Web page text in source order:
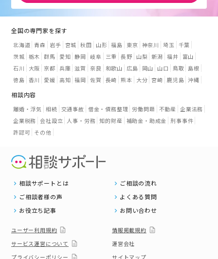
全国の専門家を探す
北海道 青森 岩手 宮城 秋田 山形 福島 東京 神奈川 埼玉
千葉
茨城 栃木 群馬 愛知 静岡 岐阜 三重 長野 山梨 新潟 福井
富山
石川
大阪 京都 兵庫 滋賀 奈良 和歌山 広島 岡山 山口 鳥取
島根
徳島 香川 愛媛 高知 福岡 佐賀 長崎 熊本 大分 宮崎 鹿児島 沖縄
相談内容
離婚・浮気 相続 交通事故 借金・債務整理 労働問題 不動産 企業法務
企業税務 会社設立 人事・労務 知的財産 補助金・助成金 刑事事件
許認可 その他
相談サポートとは
ご相談の流れ
ご相談者様の声
よくある質問
お役立ち記事
お問い合わせ
ユーザー利用規約
情報掲載規約
サービス運営について
運営会社
プライバシーポリシー
サイトマップ